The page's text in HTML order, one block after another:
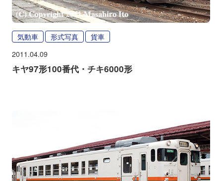
気動車 形式写真 貨車
2011.04.09
キヤ97形100番代・チキ6000形